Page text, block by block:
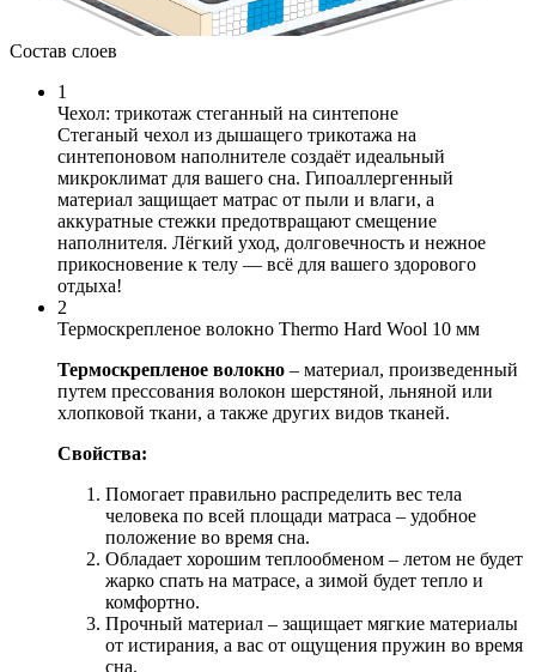
Состав слоев
1
Чехол: трикотаж стеганный на синтепоне
Стеганый чехол из дышащего трикотажа на
синтепоновом наполнителе создаёт идеальный
микроклимат для вашего сна. Гипоаллергенный
материал защищает матрас от пыли и влаги, а
аккуратные стежки предотвращают смещение
наполнителя. Лёгкий уход, долговечность и нежное
прикосновение к телу — всё для вашего здорового
отдыха!
2
Термоскрепленое волокно Thermo Hard Wool 10 мм
Термоскрепленое волокно – материал, произведенный
путем прессования волокон шерстяной, льняной или
хлопковой ткани, а также других видов тканей.
Свойства:
Помогает правильно распределить вес тела
человека по всей площади матраса – удобное
положение во время сна.
Обладает хорошим теплообменом – летом не будет
жарко спать на матрасе, а зимой будет тепло и
комфортно.
Прочный материал – защищает мягкие материалы
от истирания, а вас от ощущения пружин во время
сна.